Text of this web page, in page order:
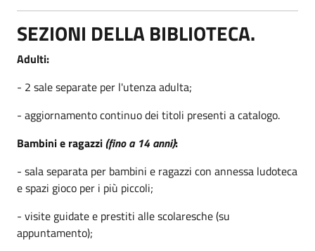
SEZIONI DELLA BIBLIOTECA.
Adulti:
- 2 sale separate per l'utenza adulta;
- aggiornamento continuo dei titoli presenti a catalogo.
Bambini e ragazzi(fino a 14 anni):
- sala separata per bambini e ragazzi con annessa ludoteca
e spazi gioco per i più piccoli;
- visite guidate e prestiti alle scolaresche (su
appuntamento);